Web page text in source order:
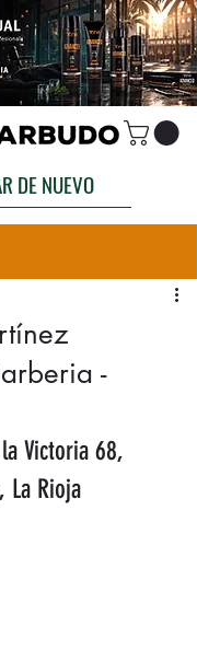
DE NUEVO
-
Victoria 68,
La Rioja